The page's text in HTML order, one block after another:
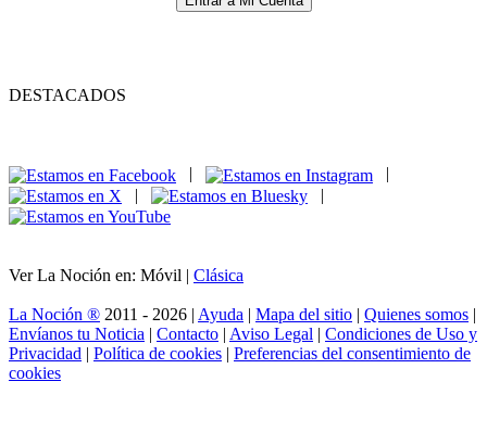
DESTACADOS
|
|
Ver La Noción en: Móvil | Clásica
La Noción ® 2011 - 2026 | Ayuda | Mapa del sitio | Quienes somos |
Envíanos tu Noticia | Contacto | Aviso Legal | Condiciones de Uso y
Privacidad | Política de cookies | Preferencias del consentimiento de
cookies